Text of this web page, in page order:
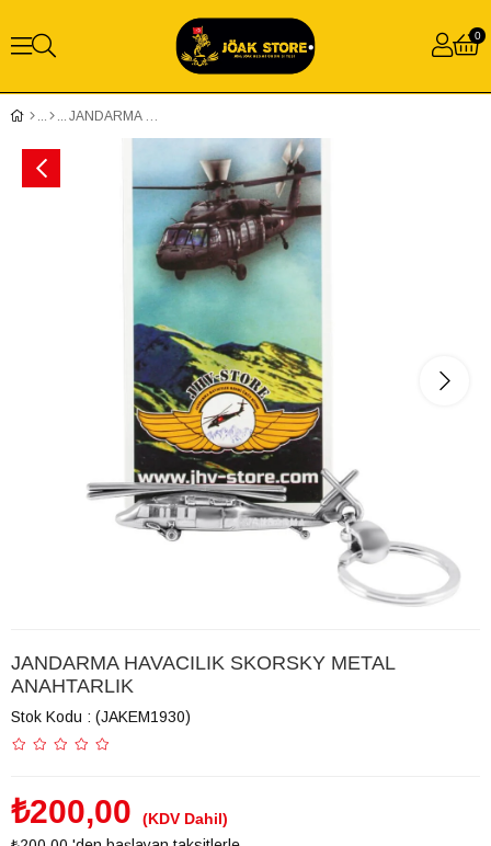
0
JANDARMA HAVACILIK SKORSKY METAL ANAHTARLIK
JANDARMA HAVACILIK SKORSKY METAL
ANAHTARLIK
Stok Kodu (JAKEM1930)
₺200,00
(KDV Dahil)